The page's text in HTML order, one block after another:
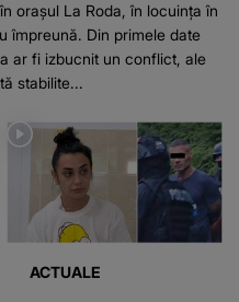
orașul La Roda, în locuința în
împreună. Din primele date
ar fi izbucnit un conflict, ale
stabilite...
ACTUALE